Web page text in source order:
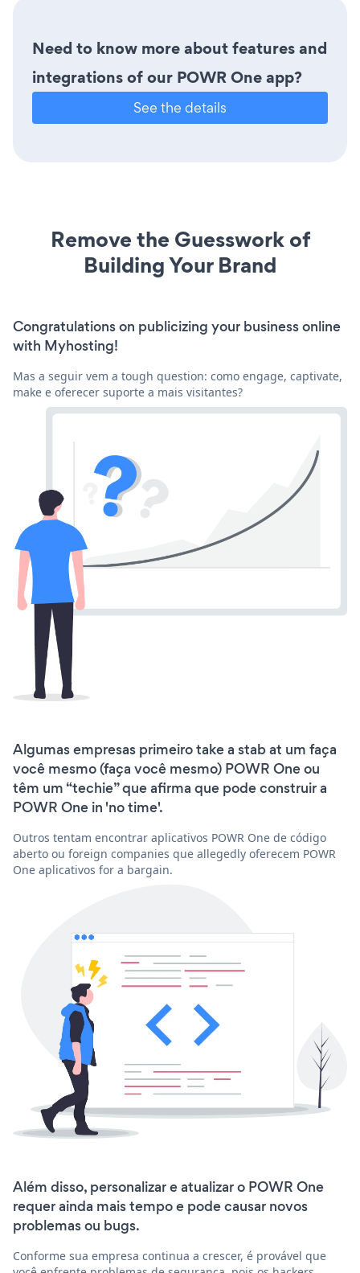
Need to know more about features and
integrations of our POWR One app?
See the details
Remove the Guesswork of
Building Your Brand
Congratulations on publicizing your business online
with Myhosting!
Mas a seguir vem a tough question: como engage, captivate,
make e oferecer suporte a mais visitantes?
Algumas empresas primeiro take a stab at um faça
você mesmo (faça você mesmo) POWR One ou
têm um “techie” que afirma que pode construir a
POWR One in 'no time'.
Outros tentam encontrar aplicativos POWR One de código
aberto ou foreign companies que allegedly oferecem POWR
One aplicativos for a bargain.
Além disso, personalizar e atualizar o POWR One
requer ainda mais tempo e pode causar novos
problemas ou bugs.
Conforme sua empresa continua a crescer, é provável que